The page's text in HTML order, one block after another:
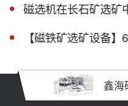
磁选机在长石矿选矿
【磁铁矿选矿设备
鑫海